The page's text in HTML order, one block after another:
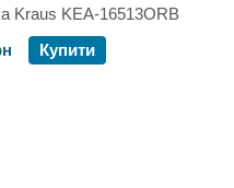
Kraus KEA-16513ORB
Купити